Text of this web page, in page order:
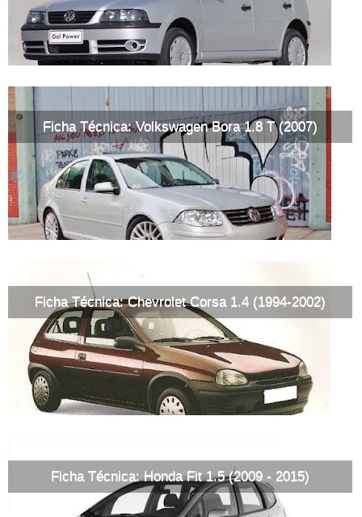
Ficha Técnica: Volkswagen Bora 1.8 T (2007)
Ficha Técnica: Chevrolet Corsa 1.4 (1994-2002)
Ficha Técnica: Honda Fit 1.5 (2009 - 2015)